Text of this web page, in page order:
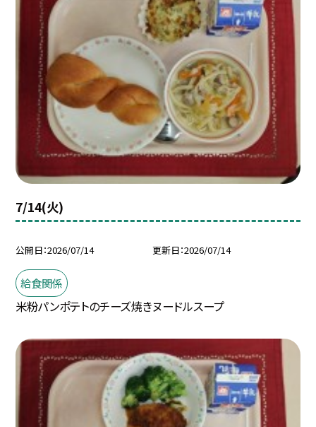
7/14(火)
公開日 2026/07/14 更新日 2026/07/14
給食関係
米粉パンポテトのチーズ焼きヌードルスープ